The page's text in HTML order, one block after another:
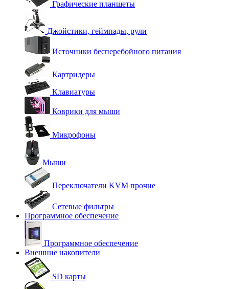
Графические планшеты
Джойстики, геймпады, рули
Источники бесперебойного питания
Картридеры
Клавиатуры
Коврики для мыши
Микрофоны
Мыши
Переключатели KVM прочие
Сетевые фильтры
Программное обеспечение
Программное обеспечение
Внешние накопители
SD карты